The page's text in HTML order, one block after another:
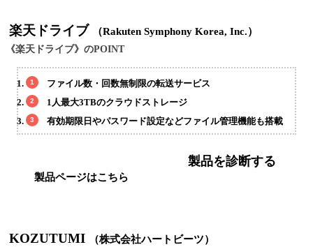
楽天ドライブ （Rakuten Symphony Korea, Inc.）
《楽天ドライブ》のPOINT
ファイル数・回数無制限の転送サービス
1人最大3TBのクラウドストレージ
有効期限日やパスワード設定などファイル管理機能も搭載
製品ページはこちら
製品を診断する
KOZUTUMI （株式会社ハートビーツ）